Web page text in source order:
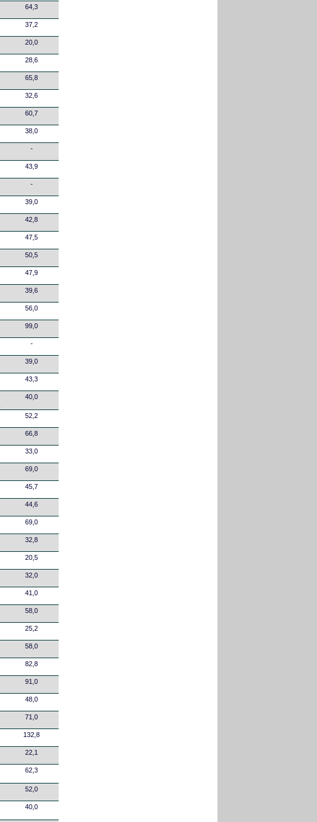
64,3
37,2
20,0
28,6
65,8
32,6
60,7
38,0
-
43,9
-
39,0
42,8
47,5
50,5
47,9
39,6
56,0
99,0
-
39,0
43,3
40,0
52,2
66,8
33,0
69,0
45,7
44,6
69,0
32,8
20,5
32,0
41,0
58,0
25,2
58,0
82,8
91,0
48,0
71,0
132,8
22,1
62,3
52,0
40,0